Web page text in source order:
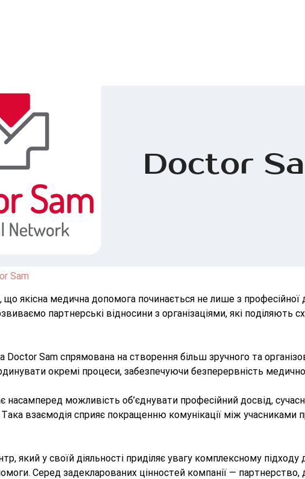
Doctor
Sam
якісна медична допомога починається не лише з
партнерські відносини з організаціями, які поділяють
Doctor Sam спрямована на створення більш зручного та
окремі процеси, забезпечуючи безперервність
насамперед можливість об’єднувати професійний досвід,
взаємодія сприяє покращенню комунікації між
який у своїй діяльності приділяє увагу комплексному
Серед задекларованих цінностей компанії — партнерство,